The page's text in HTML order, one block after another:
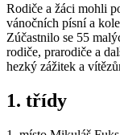
Rodiče a žáci mohli
vánočních písní a
Zúčastnilo se 55
rodiče, prarodiče a
hezký zážitek a
1. třídy